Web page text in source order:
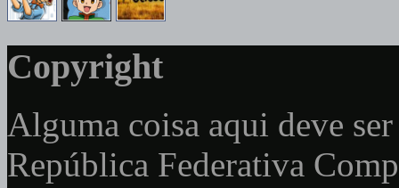
Copyright
Alguma coisa aqui deve
República Federativa